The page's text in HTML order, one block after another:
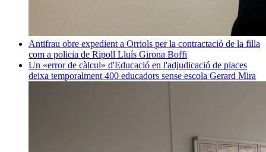
Antifrau obre expedient a Orriols per la contractació de la filla
com a policia de Ripoll Lluís Girona Boffi
Un «error de càlcul» d'Educació en l'adjudicació de places
deixa temporalment 400 educadors sense escola Gerard Mira